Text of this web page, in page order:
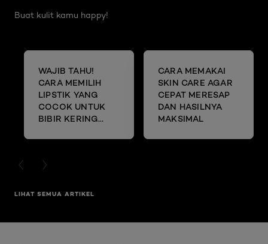
Buat kulit kamu happy!
WAJIB TAHU!
CARA MEMILIH
LIPSTIK YANG
COCOK UNTUK
BIBIR KERING
CARA MEMAKAI
SKIN CARE AGAR
CEPAT MERESAP
DAN HASILNYA
MAKSIMAL
PREVIOUS CARD
NEXT CARD
LIHAT SEMUA ARTIKEL